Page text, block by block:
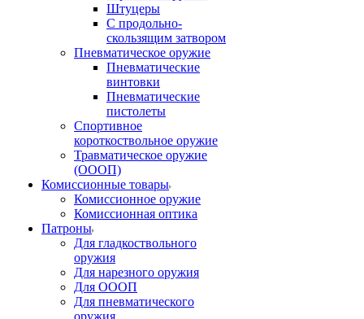
Штуцеры
С продольно-
скользящим затвором
Пневматическое оружие
Пневматические
винтовки
Пневматические
пистолеты
Спортивное
короткоствольное оружие
Травматическое оружие
(ОООП)
Комиссионные товары
Комиссионное оружие
Комиссионная оптика
Патроны
Для гладкоствольного
оружия
Для нарезного оружия
Для ОООП
Для пневматического
оружия